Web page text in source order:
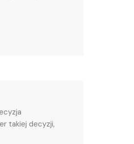
takiej decyzji,